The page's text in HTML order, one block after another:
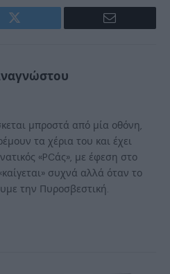
Twitter Email
μπροστά από μία οθόνη,
τα χέρια του και έχει
«PCάς», με έφεση στο
συχνά αλλά όταν το
την Πυροσβεστική.